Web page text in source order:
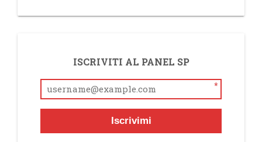
ISCRIVITI AL PANEL SP
*
Iscrivimi